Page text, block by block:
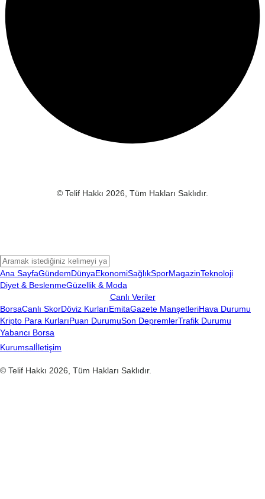
© Telif Hakkı 2026, Tüm Hakları Saklıdır.
Ana SayfaGündemDünyaEkonomiSağlıkSporMagazinTeknoloji
Diyet & BeslenmeGüzellik & Moda
Canlı Veriler
BorsaCanlı SkorDöviz KurlarıEmitaGazete ManşetleriHava Durumu
Kripto Para KurlarıPuan DurumuSon DepremlerTrafik Durumu
Yabancı Borsa
Kurumsalİletişim
© Telif Hakkı 2026, Tüm Hakları Saklıdır.